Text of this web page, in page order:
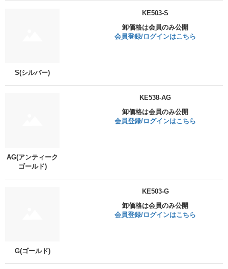
S(シルバー)
KE503-S
卸価格は会員のみ公開
会員登録/ログインはこちら
AG(アンティーク
ゴールド)
KE538-AG
卸価格は会員のみ公開
会員登録/ログインはこちら
G(ゴールド)
KE503-G
卸価格は会員のみ公開
会員登録/ログインはこちら